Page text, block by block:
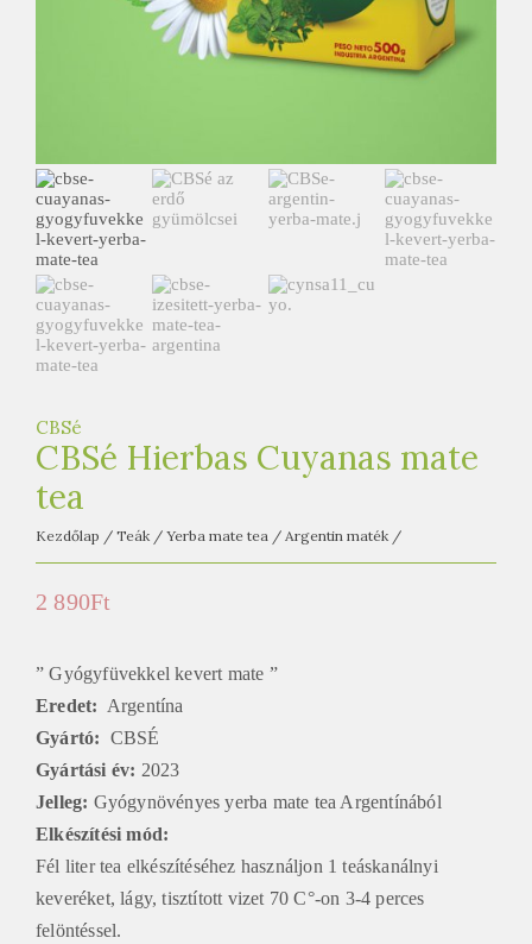
á
z
CBSé
CBSé Hierbas Cuyanas mate
tea
Kezdőlap / Teák / Yerba mate tea / Argentin maték /
2 890Ft
” Gyógyfüvekkel kevert mate ”
Eredet: Argentína
Gyártó: CBSÉ
Gyártási év: 2023
Jelleg: Gyógynövényes yerba mate tea Argentínából
Elkészítési mód:
Fél liter tea elkészítéséhez használjon 1 teáskanálnyi
keveréket, lágy, tisztított vizet 70 C°-on 3-4 perces
felöntéssel.